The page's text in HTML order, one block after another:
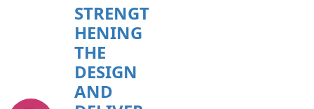
STRENGT
HENING
THE
DESIGN
AND